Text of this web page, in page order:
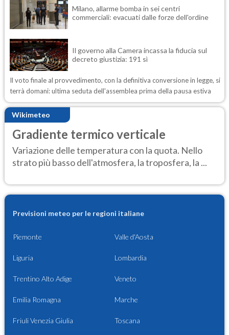
Milano, allarme bomba in sei centri
commerciali: evacuati dalle forze dell'ordine
Il governo alla Camera incassa la fiducia sul
decreto giustizia: 191 sì
Il voto finale al provvedimento, con la definitiva conversione in legge, si
terrà domani: ultima seduta dell'assemblea prima della pausa estiva
Wikimeteo
Gradiente termico verticale
Variazione delle temperatura con la quota. Nello
strato più basso dell'atmosfera, la troposfera, la ...
Previsioni meteo per le regioni italiane
Piemonte Valle d'Aosta
Liguria Lombardia
Trentino Alto Adige Veneto
Emilia Romagna Marche
Friuli Venezia Giulia Toscana